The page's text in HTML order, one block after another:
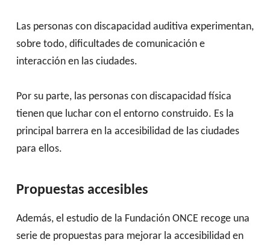
Las personas con discapacidad auditiva experimentan,
sobre todo, dificultades de comunicación e
interacción en las ciudades.
Por su parte, las personas con discapacidad física
tienen que luchar con el entorno construido. Es la
principal barrera en la accesibilidad de las ciudades
para ellos.
Propuestas accesibles
Además, el estudio de la Fundación ONCE recoge una
serie de propuestas para mejorar la accesibilidad en